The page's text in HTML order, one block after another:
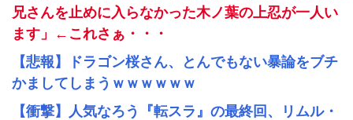
兄さんを止めに入らなかった木ノ葉の上忍が一人い
ます」←これさぁ・・・
【悲報】ドラゴン桜さん、とんでもない暴論をブチ
かましてしまうｗｗｗｗｗｗ
【衝撃】人気なろう『転スラ』の最終回、リムル・